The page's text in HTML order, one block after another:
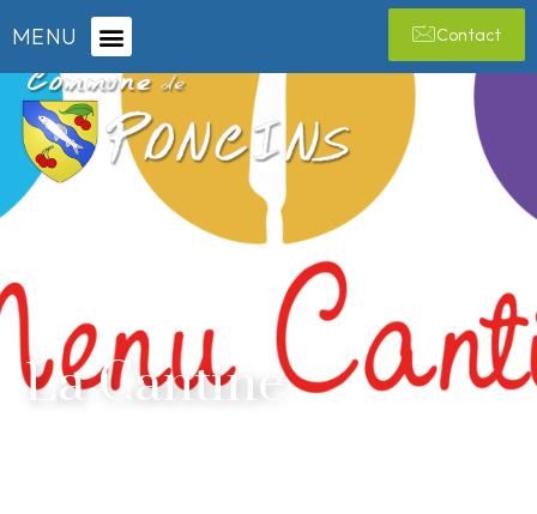
MENU Contact
La Cantine